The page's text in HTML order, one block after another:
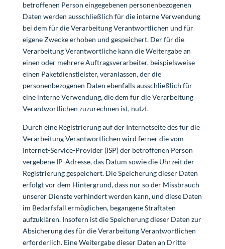
betroffenen Person eingegebenen personenbezogenen
Daten werden ausschließlich für die interne Verwendung
bei dem für die Verarbeitung Verantwortlichen und für
eigene Zwecke erhoben und gespeichert. Der für die
Verarbeitung Verantwortliche kann die Weitergabe an
einen oder mehrere Auftragsverarbeiter, beispielsweise
einen Paketdienstleister, veranlassen, der die
personenbezogenen Daten ebenfalls ausschließlich für
eine interne Verwendung, die dem für die Verarbeitung
Verantwortlichen zuzurechnen ist, nutzt.
Durch eine Registrierung auf der Internetseite des für die
Verarbeitung Verantwortlichen wird ferner die vom
Internet-Service-Provider (ISP) der betroffenen Person
vergebene IP-Adresse, das Datum sowie die Uhrzeit der
Registrierung gespeichert. Die Speicherung dieser Daten
erfolgt vor dem Hintergrund, dass nur so der Missbrauch
unserer Dienste verhindert werden kann, und diese Daten
im Bedarfsfall ermöglichen, begangene Straftaten
aufzuklären. Insofern ist die Speicherung dieser Daten zur
Absicherung des für die Verarbeitung Verantwortlichen
erforderlich. Eine Weitergabe dieser Daten an Dritte